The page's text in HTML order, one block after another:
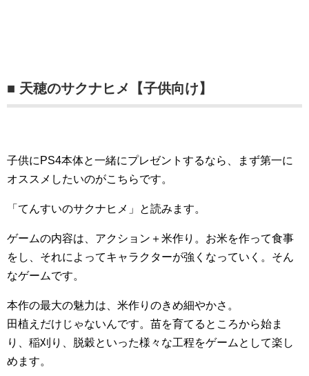
■ 天穂のサクナヒメ【子供向け】
子供にPS4本体と一緒にプレゼントするなら、まず第一に
オススメしたいのがこちらです。
「てんすいのサクナヒメ」と読みます。
ゲームの内容は、アクション＋米作り。お米を作って食事
をし、それによってキャラクターが強くなっていく。そん
なゲームです。
本作の最大の魅力は、米作りのきめ細やかさ。
田植えだけじゃないんです。苗を育てるところから始ま
り、稲刈り、脱穀といった様々な工程をゲームとして楽し
めます。